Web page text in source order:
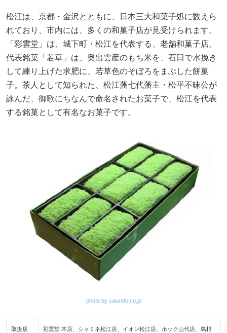
松江は、京都・金沢とともに、日本三大和菓子処に数えら
れており、市内には、多くの和菓子店が見受けられます。
「彩雲堂」は、城下町・松江を代表する、老舗和菓子店。
代表銘菓「若草」は、奥出雲産のもち米を、石臼で水挽き
して練り上げた求肥に、若草色のそぼろをまぶした餅菓
子。茶人として知られた、松江藩七代藩主・松平不昧公が
詠んだ、御歌にちなんで命名されたお菓子で、松江を代表
する銘菓として有名なお菓子です。
photo by saiundo.co.jp
取扱店 彩雲堂 本店、シャミネ松江店、イオン松江店、ホック山代店、島根